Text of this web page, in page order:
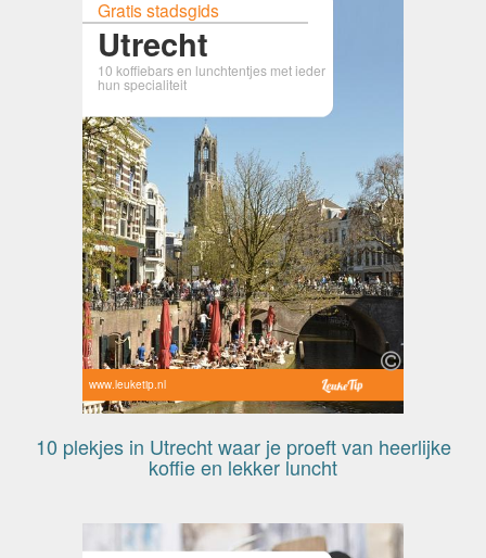
Gratis stadsgids
Utrecht
10 koffiebars en lunchtentjes met ieder
hun specialiteit
www.leuketip.nl
10 plekjes in Utrecht waar je proeft van heerlijke
koffie en lekker luncht